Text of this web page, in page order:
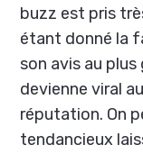
buzz est pris
étant donné la
son avis au
devienne viral
réputation. On
tendancieux